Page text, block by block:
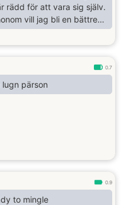
rädd för att vara sig själv.
vill jag bli en bättre
mig själv. Utan spel, utan
en äkta människa för
0.7
pärson
0.9
to mingle